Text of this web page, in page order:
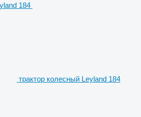
трактор колесный Leyland 184